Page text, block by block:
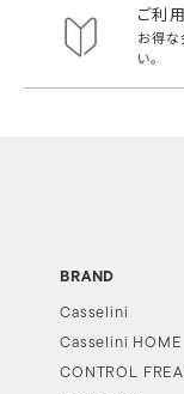
ご利
お得な
い。
BRAND
Casselini
Casselini HOME
CONTROL